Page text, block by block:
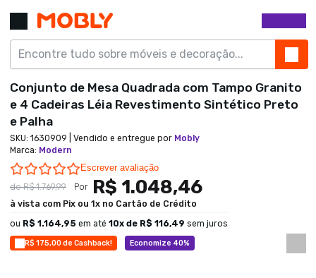
R$ 175,00 de Cashback! Economize 40%
Conjunto de Mesa Quadrada com Tampo Granito
e 4 Cadeiras Léia Revestimento Sintético Preto
e Palha
SKU: 1630909 | Vendido e entregue por Mobly
Marca: Modern
0.0 star rating
Escrever avaliação
deR$ 1.769,99 Por R$ 1.048,46
à vista com Pix ou 1x no Cartão de Crédito
ou R$ 1.164,95 em até 10x de R$ 116,49 sem juros